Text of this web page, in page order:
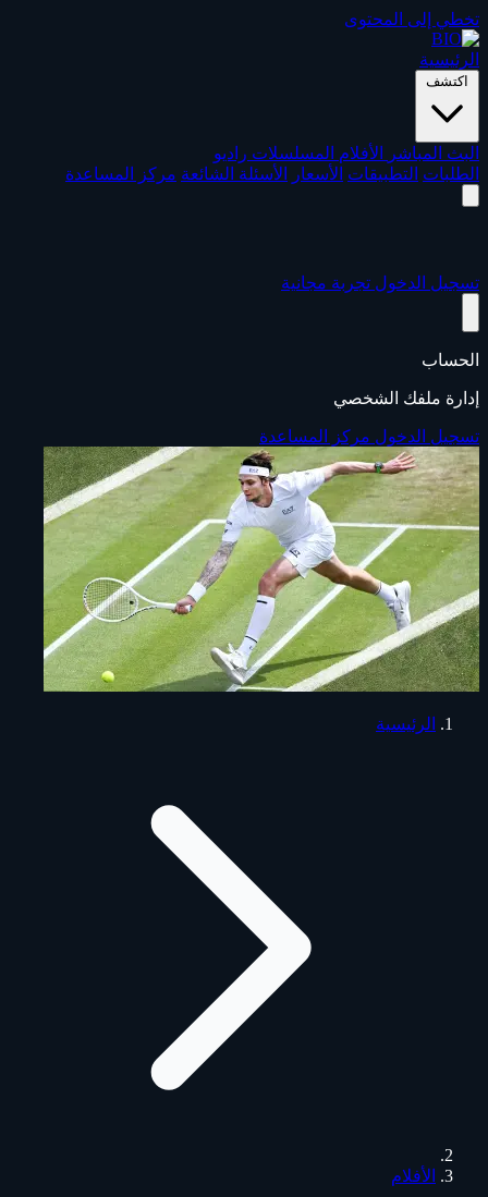
تخطي إلى المحتوى
الرئيسية
اكتشف
البث المباشر الأفلام المسلسلات راديو
الطلبات التطبيقات الأسعار الأسئلة الشائعة مركز المساعدة
تسجيل الدخول تجربة مجانية
الحساب
إدارة ملفك الشخصي
تسجيل الدخول مركز المساعدة
الرئيسية
الأفلام